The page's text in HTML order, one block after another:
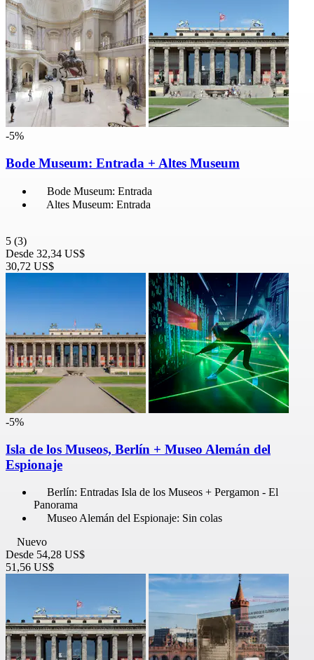
-5%
Bode Museum: Entrada + Altes Museum
Bode Museum: Entrada
Altes Museum: Entrada
5 (3)
Desde 32,34 US$
30,72 US$
-5%
Isla de los Museos, Berlín + Museo Alemán del
Espionaje
Berlín: Entradas Isla de los Museos + Pergamon - El
Panorama
Museo Alemán del Espionaje: Sin colas
Nuevo
Desde 54,28 US$
51,56 US$